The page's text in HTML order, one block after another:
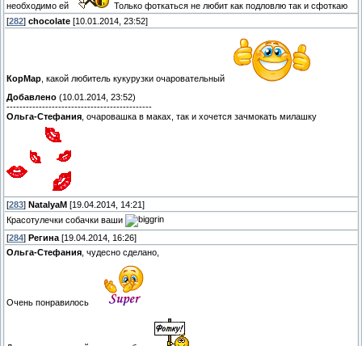
необходимо ей
Только фоткаться не любит как подловлю так и сфоткаю
[282] chocolate [10.01.2014, 23:52]
КорМар , какой любитель кукурузки очаровательный
Добавлено (10.01.2014, 23:52)
---------------------------------------------
Ольга-Стефания , очаровашка в маках, так и хочется зачмокать милашку
[283] NatalyaM [19.04.2014, 14:21]
Красотулечки собачки ваши
[284] Регина [19.04.2014, 16:26]
Ольга-Стефания , чудесно сделано,
Очень понравилось